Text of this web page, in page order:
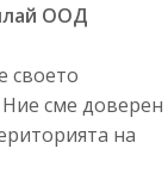
ООД
своето
Ние сме доверен
на